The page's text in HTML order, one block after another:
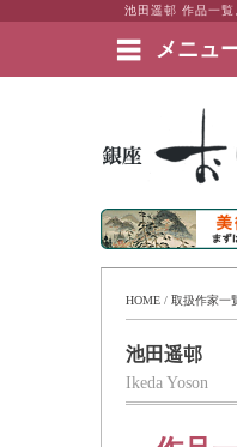
メニュ
絵画など美術品
HOME / 取扱作家一
池田遥邨
Ikeda Yoson